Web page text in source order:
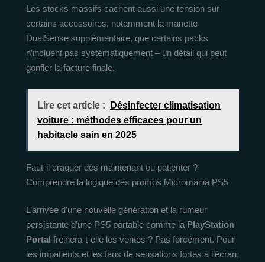
Les stocks massifs cachent aussi une tension sur
certains accessoires, notamment la manette
DualSense supplémentaire, que certains packs
n’incluent pas systématiquement – un détail qui peut
gonfler la facture finale.
Lire cet article :
Désinfecter climatisation
voiture : méthodes efficaces pour un
habitacle sain en 2025
Faut-il craquer dès maintenant ou patienter ?
Comprendre la logique des promos Micromania PS5
L’arrivée d’une nouvelle génération et la rumeur
persistante d’une PS5 portable comme la PlayStation
Portal freinera-t-elle les ventes ? Pas forcément. Pour
les impatients et les fans de sensations fortes à l’écran,